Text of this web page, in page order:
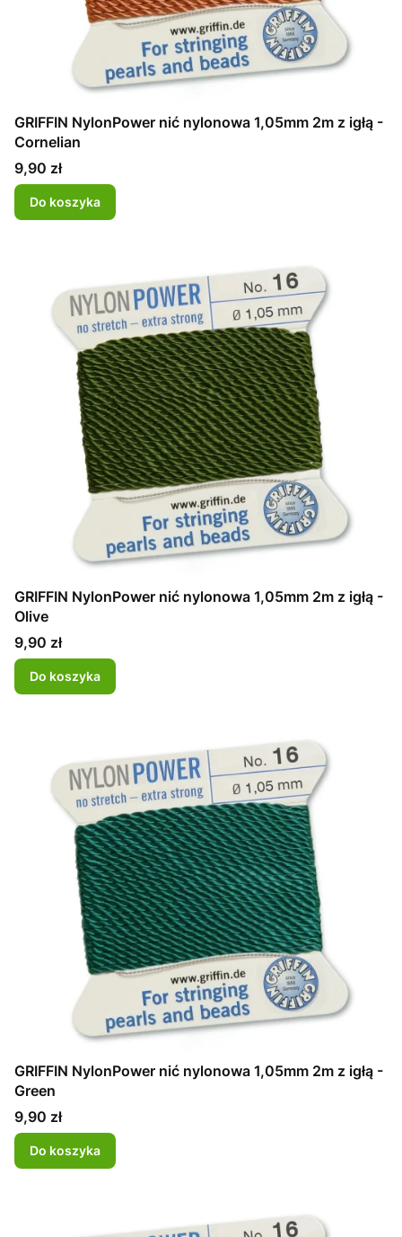
GRIFFIN NylonPower nić nylonowa 1,05mm 2m z igłą -
Cornelian
Cena
9,90 zł
Do koszyka
GRIFFIN NylonPower nić nylonowa 1,05mm 2m z igłą -
Olive
Cena
9,90 zł
Do koszyka
GRIFFIN NylonPower nić nylonowa 1,05mm 2m z igłą -
Green
Cena
9,90 zł
Do koszyka